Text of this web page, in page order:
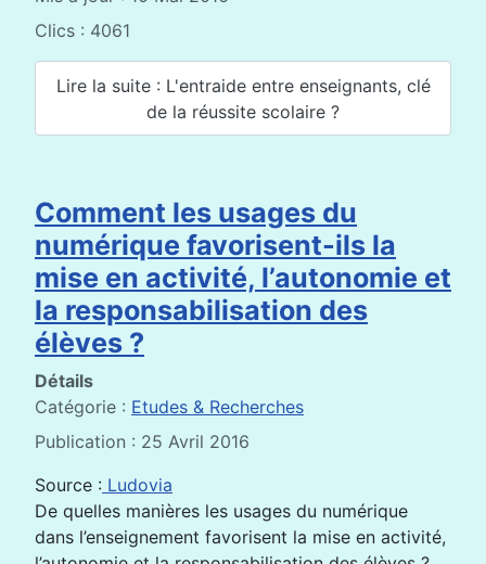
Clics : 4061
Lire la suite : L'entraide entre enseignants, clé
de la réussite scolaire ?
Comment les usages du
numérique favorisent-ils la
mise en activité, l’autonomie et
la responsabilisation des
élèves ?
Détails
Catégorie : Etudes & Recherches
Publication : 25 Avril 2016
Source : Ludovia
De quelles manières les usages du numérique
dans l’enseignement favorisent la mise en activité,